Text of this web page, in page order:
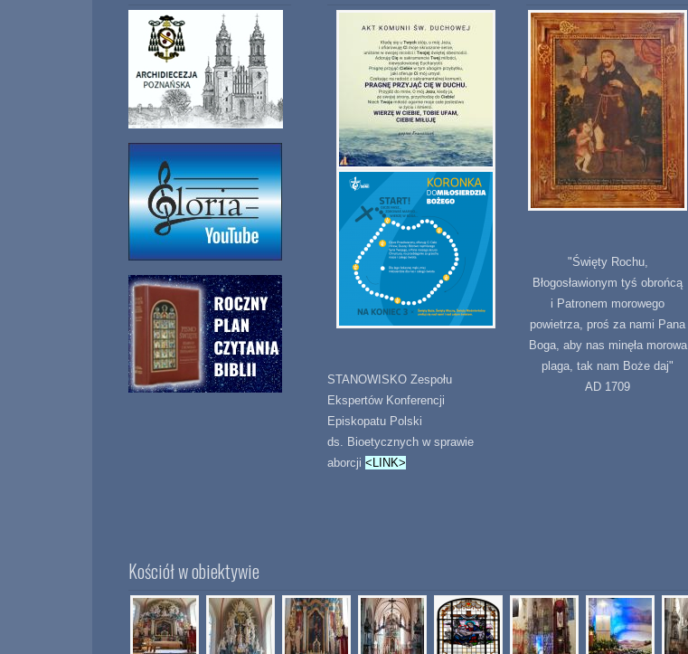
STANOWISKO Zespołu
Ekspertów Konferencji
Episkopatu Polski
ds. Bioetycznych w sprawie
aborcji <LINK>
"Święty Rochu,
Błogosławionym tyś obrońcą
i Patronem morowego
powietrza, proś za nami Pana
Boga, aby nas minęła morowa
plaga, tak nam Boże daj"
AD 1709
Kościół w obiektywie